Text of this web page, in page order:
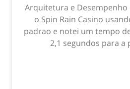
Arquitetura e Desempenho
o Spin Rain Casino
padrao e notei um tempo
2,1 segundos para a